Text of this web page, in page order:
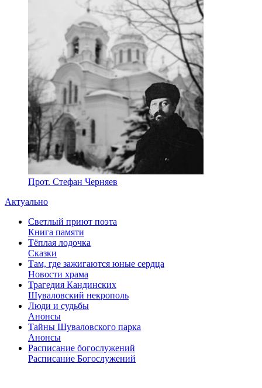
Прот. Стефан Черняев
Актуально
Светлый приют поэта
Книга памяти
Тёплая лодочка
Сказки
Там, где зажигаются юные сердца
Новости храма
Трагедия Кандинских
Шуваловский некрополь
Люди и судьбы
Анонсы
Тайны Шуваловского парка
Анонсы
Расписание богослужений
Расписание Богослужений